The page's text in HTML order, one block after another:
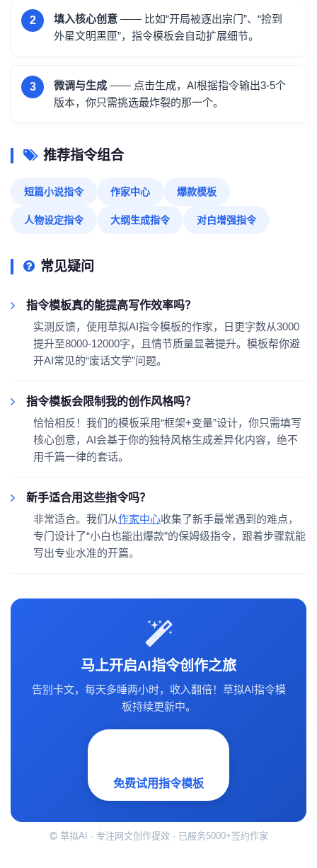
2 填入核心创意 —— 比如“开局被逐出宗门”、“捡到
外星文明黑匣”，指令模板会自动扩展细节。
3 微调与生成 —— 点击生成，AI根据指令输出3-5个
版本，你只需挑选最炸裂的那一个。
推荐指令组合
短篇小说指令 作家中心 爆款模板
人物设定指令 大纲生成指令 对白增强指令
常见疑问
指令模板真的能提高写作效率吗？
实测反馈，使用草拟AI指令模板的作家，日更字数从3000
提升至8000-12000字，且情节质量显著提升。模板帮你避
开AI常见的“废话文学”问题。
指令模板会限制我的创作风格吗？
恰恰相反！我们的模板采用“框架+变量”设计，你只需填写
核心创意，AI会基于你的独特风格生成差异化内容，绝不
用千篇一律的套话。
新手适合用这些指令吗？
非常适合。我们从作家中心收集了新手最常遇到的难点，
专门设计了“小白也能出爆款”的保姆级指令，跟着步骤就能
写出专业水准的开篇。
马上开启AI指令创作之旅
告别卡文，每天多睡两小时，收入翻倍！草拟AI指令模
板持续更新中。
免费试用指令模板
草拟AI · 专注网文创作提效 · 已服务5000+签约作家